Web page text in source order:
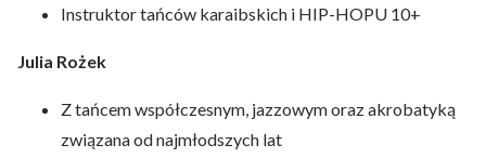
Instruktor tańców karaibskich i HIP-HOPU 10+
Julia Rożek
Z tańcem współczesnym, jazzowym oraz akrobatyką
związana od najmłodszych lat